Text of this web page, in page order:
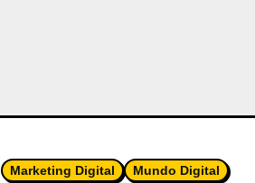
Marketing Digital Mundo Digital